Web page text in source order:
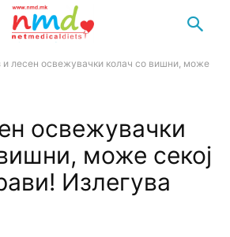
и лесен освежувачки колач со вишни, може
освежувачки
може секој
Излегува